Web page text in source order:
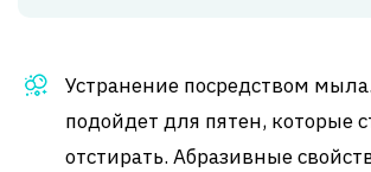
Устранение посредством
подойдет для пятен, которые
отстирать. Абразивные